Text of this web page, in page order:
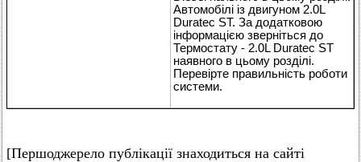
Автомобілі із двигуном 2.0L
Duratec ST. За додатковою
інформацією зверніться до
Термостату - 2.0L Duratec ST
наявного в цьому розділі.
Перевірте правильність роботи
системи.
[Першоджерело публікації знаходиться на сайті